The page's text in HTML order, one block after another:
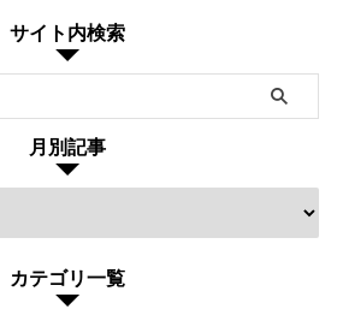
サイト内検索
月別記事
カテゴリ一覧